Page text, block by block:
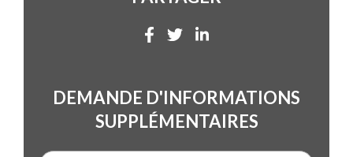
DEMANDE D'INFORMATIONS
SUPPLÉMENTAIRES